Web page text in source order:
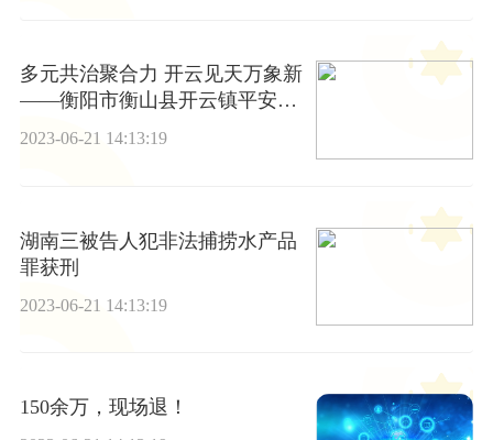
多元共治聚合力 开云见天万象新
——衡阳市衡山县开云镇平安创
建工作纪实
2023-06-21 14:13:19
湖南三被告人犯非法捕捞水产品
罪获刑
2023-06-21 14:13:19
150余万，现场退！